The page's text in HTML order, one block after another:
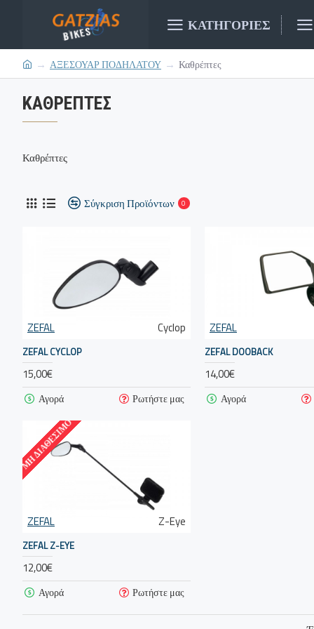
ΚΑΤΗΓΟΡΊΕΣ
ΑΞΕΣΟΥΑΡ ΠΟΔΗΛΑΤΟΥ Καθρέπτες
ΚΑΘΡΈΠΤΕΣ
Καθρέπτες
Σύγκριση Προϊόντων 0
ZEFAL Cyclop
ZEFAL CYCLOP
15,00€
Αγορά Ρωτήστε μας
ZEFAL
ZEFAL DOOBACK
14,00€
Αγορά
ΜΗ ΔΙΑΘΈΣΙΜΟ
ZEFAL Z-Eye
ZEFAL Z-EYE
12,00€
Αγορά Ρωτήστε μας